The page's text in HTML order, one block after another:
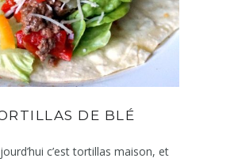
DE BLÉ
c’est tortillas maison, et